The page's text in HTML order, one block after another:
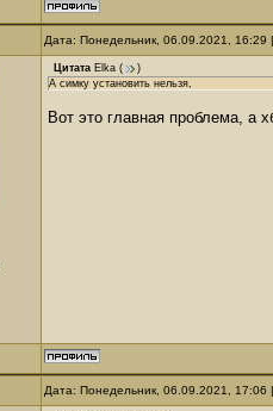
Дата: Понедельник, 06.09.2021,
Цитата Elka (
)
А симку установить нельзя,
Вот это главная проблема, а
Дата: Понедельник, 06.09.2021,